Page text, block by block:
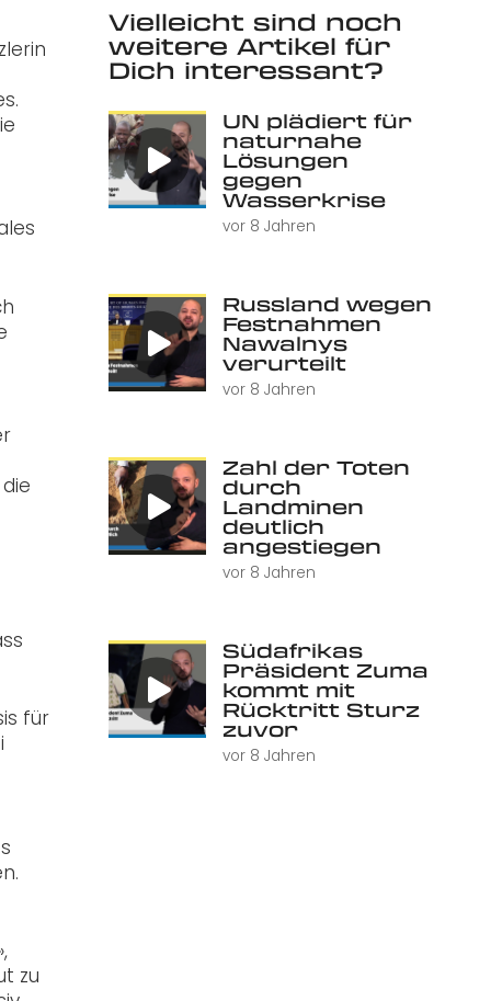
für
zu
Vielleicht sind noch
weitere Artikel für
Dich interessant?
UN plädiert für
naturnahe
Lösungen
gegen
Wasserkrise
vor 8 Jahren
Russland wegen
Festnahmen
Nawalnys
verurteilt
vor 8 Jahren
Zahl der Toten
durch
Landminen
deutlich
angestiegen
vor 8 Jahren
Südafrikas
Präsident Zuma
kommt mit
Rücktritt Sturz
zuvor
vor 8 Jahren